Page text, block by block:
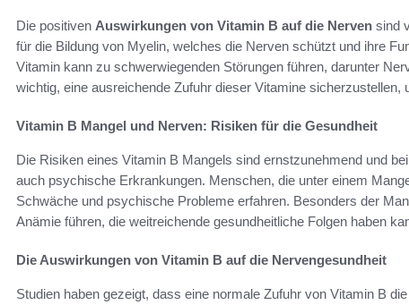
Die positiven Auswirkungen von Vitamin B auf die Nerven sind
für die Bildung von Myelin, welches die Nerven schützt und ihre
Vitamin kann zu schwerwiegenden Störungen führen, darunter
wichtig, eine ausreichende Zufuhr dieser Vitamine
Vitamin B Mangel und Nerven: Risiken für die Gesundheit
Die Risiken eines Vitamin B Mangels sind ernstzunehmend und
auch psychische Erkrankungen. Menschen, die unter einem
Schwäche und psychische Probleme erfahren. Besonders der
Anämie führen, die weitreichende gesundheitliche Folgen haben
Die Auswirkungen von Vitamin B auf die Nervengesundheit
Studien haben gezeigt, dass eine normale Zufuhr von Vitamin B